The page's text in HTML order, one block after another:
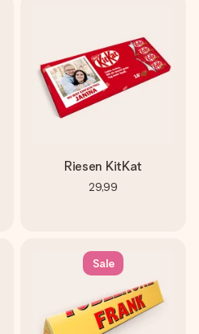
Riesen KitKat
29,99
Sale